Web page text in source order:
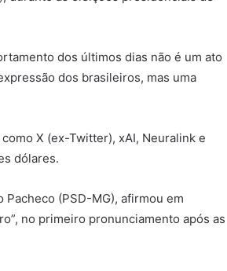
dos últimos dias não é um ato
dos brasileiros, mas uma
X (ex-Twitter), xAI, Neuralink e
dólares.
(PSD-MG), afirmou em
no primeiro pronunciamento após as